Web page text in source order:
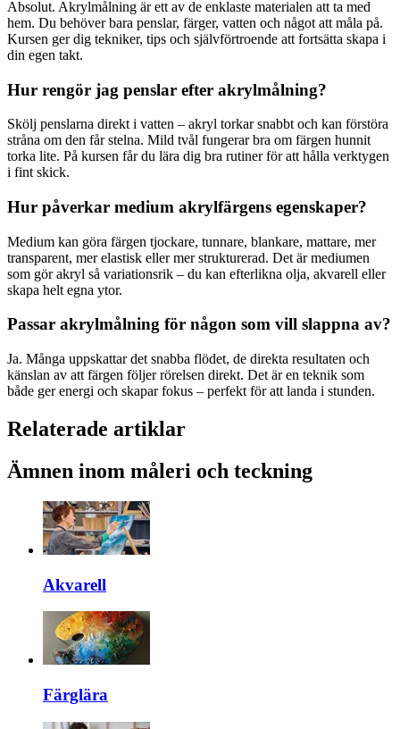
Absolut. Akrylmålning är ett av de enklaste materialen att ta med
hem. Du behöver bara penslar, färger, vatten och något att måla på.
Kursen ger dig tekniker, tips och självförtroende att fortsätta skapa i
din egen takt.
Hur rengör jag penslar efter akrylmålning?
Skölj penslarna direkt i vatten – akryl torkar snabbt och kan förstöra
stråna om den får stelna. Mild tvål fungerar bra om färgen hunnit
torka lite. På kursen får du lära dig bra rutiner för att hålla verktygen
i fint skick.
Hur påverkar medium akrylfärgens egenskaper?
Medium kan göra färgen tjockare, tunnare, blankare, mattare, mer
transparent, mer elastisk eller mer strukturerad. Det är mediumen
som gör akryl så variationsrik – du kan efterlikna olja, akvarell eller
skapa helt egna ytor.
Passar akrylmålning för någon som vill slappna av?
Ja. Många uppskattar det snabba flödet, de direkta resultaten och
känslan av att färgen följer rörelsen direkt. Det är en teknik som
både ger energi och skapar fokus – perfekt för att landa i stunden.
Relaterade artiklar
Ämnen inom måleri och teckning
Akvarell
Färglära